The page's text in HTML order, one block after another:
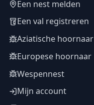
Een nest melden
Een val registreren
Aziatische hoornaar
Europese hoornaar
Wespennest
Mijn account